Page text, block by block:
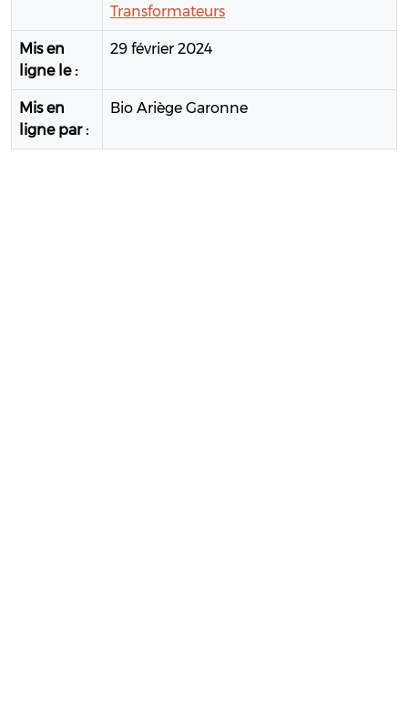
Transformateurs
Mis en
ligne le :
29 février 2024
Mis en
ligne par :
Bio Ariège Garonne